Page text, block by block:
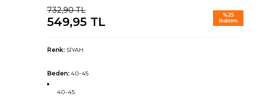
732,90TL
549,95 TL %25
İndirim
Renk: SİYAH
Beden: 40-45
40-45